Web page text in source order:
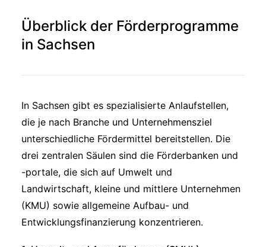
Überblick der Förderprogramme
in Sachsen
In Sachsen gibt es spezialisierte Anlaufstellen,
die je nach Branche und Unternehmensziel
unterschiedliche Fördermittel bereitstellen. Die
drei zentralen Säulen sind die Förderbanken und
-portale, die sich auf Umwelt und
Landwirtschaft, kleine und mittlere Unternehmen
(KMU) sowie allgemeine Aufbau- und
Entwicklungsfinanzierung konzentrieren.